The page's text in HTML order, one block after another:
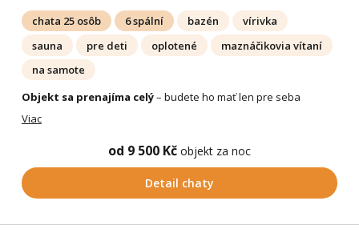
chata 25 osôb 6 spální bazén
vírivka
sauna
pre deti oplotené
maznáčikovia vítaní
na samote
Objekt sa prenajíma celý– budete ho mať len pre seba
Viac
od 9 500 Kč objekt za noc
Detail chaty